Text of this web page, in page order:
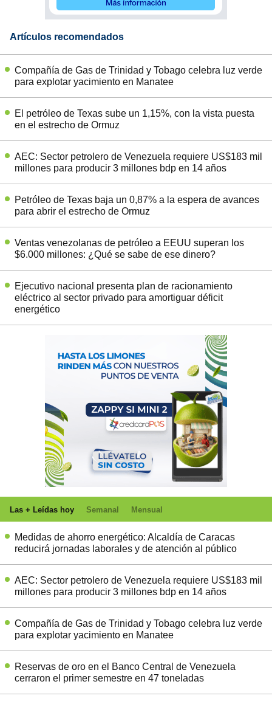
Artículos recomendados
Compañía de Gas de Trinidad y Tobago celebra luz verde
para explotar yacimiento en Manatee
El petróleo de Texas sube un 1,15%, con la vista puesta
en el estrecho de Ormuz
AEC: Sector petrolero de Venezuela requiere US$183 mil
millones para producir 3 millones bdp en 14 años
Petróleo de Texas baja un 0,87% a la espera de avances
para abrir el estrecho de Ormuz
Ventas venezolanas de petróleo a EEUU superan los
$6.000 millones: ¿Qué se sabe de ese dinero?
Ejecutivo nacional presenta plan de racionamiento
eléctrico al sector privado para amortiguar déficit
energético
Las + Leídas hoy Semanal Mensual
Medidas de ahorro energético: Alcaldía de Caracas
reducirá jornadas laborales y de atención al público
AEC: Sector petrolero de Venezuela requiere US$183 mil
millones para producir 3 millones bdp en 14 años
Compañía de Gas de Trinidad y Tobago celebra luz verde
para explotar yacimiento en Manatee
Reservas de oro en el Banco Central de Venezuela
cerraron el primer semestre en 47 toneladas